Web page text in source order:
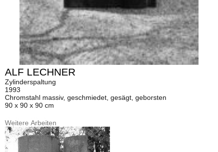
ALF LECHNER
Zylinderspaltung
1993
Chromstahl massiv, geschmiedet, gesägt, geborsten
90 x 90 x 90 cm
Weitere Arbeiten